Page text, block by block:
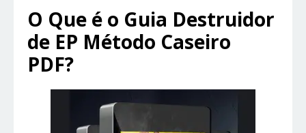
O Que é o Guia Destruidor
de EP Método Caseiro
PDF?